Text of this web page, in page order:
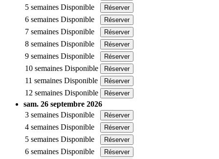
5 semaines Disponible Réserver
6 semaines Disponible Réserver
7 semaines Disponible Réserver
8 semaines Disponible Réserver
9 semaines Disponible Réserver
10 semaines Disponible Réserver
11 semaines Disponible Réserver
12 semaines Disponible Réserver
sam. 26 septembre 2026
3 semaines Disponible Réserver
4 semaines Disponible Réserver
5 semaines Disponible Réserver
6 semaines Disponible Réserver